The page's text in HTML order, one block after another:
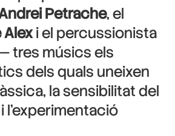
Petrache, el
Alexi el percussionista
— tres músics els
dels quals uneixen
la sensibilitat del
l’experimentació